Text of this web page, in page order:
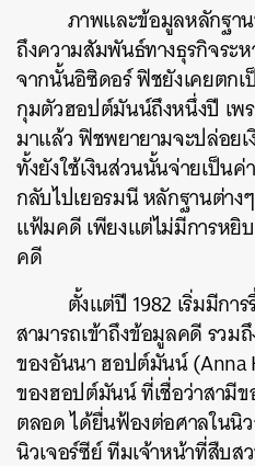
ภาพและข้อมูลหลักฐาน
ถึงความสัมพันธ์ทางธุรกิจร
จากนั้นอิซิดอร์ ฟิชยังเคยตก
กุมตัวฮอปต์มันน์ถึงหนึ่งปี เพร
มาแล้ว ฟิชพยายามจะปล่อย
ทั้งยังใช้เงินส่วนนั้นจ่ายเป็นค่
กลับไปเยอรมนี หลักฐานต่า
แฟ้มคดี เพียงแต่ไม่มีการหยิ
คดี
ตั้งแต่ปี 1982 เริ่มมีการ
สามารถเข้าถึงข้อมูลคดี รวม
ของอันนา ฮอปต์มันน์ (Anna
ของฮอปต์มันน์ ที่เชื่อว่าสามี
ตลอด ได้ยื่นฟ้องต่อศาลในนิ
นิวเจอร์ซีย์ ทีมเจ้าหน้าที่สืบ